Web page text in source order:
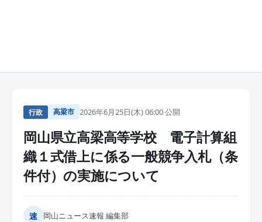
行政 高梁市 2026年6月25日(木) 06:00 公開
岡山県立高梁高等学校 電子計算組
織１式借上に係る一般競争入札（条
件付）の実施について
速 岡山ニュース速報 編集部